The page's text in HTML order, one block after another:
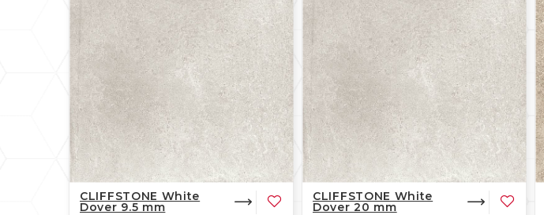
CLIFFSTONE White
Dover 9.5 mm
CLIFFSTONE White
Dover 20 mm